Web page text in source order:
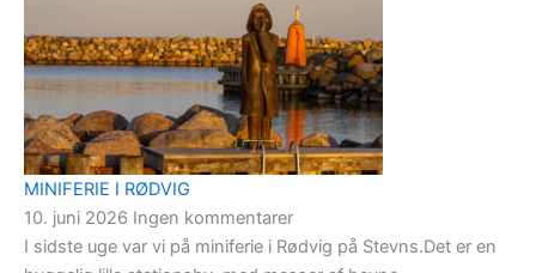
MINIFERIE I RØDVIG
10. juni 2026 Ingen kommentarer
I sidste uge var vi på miniferie i Rødvig på Stevns.Det er en